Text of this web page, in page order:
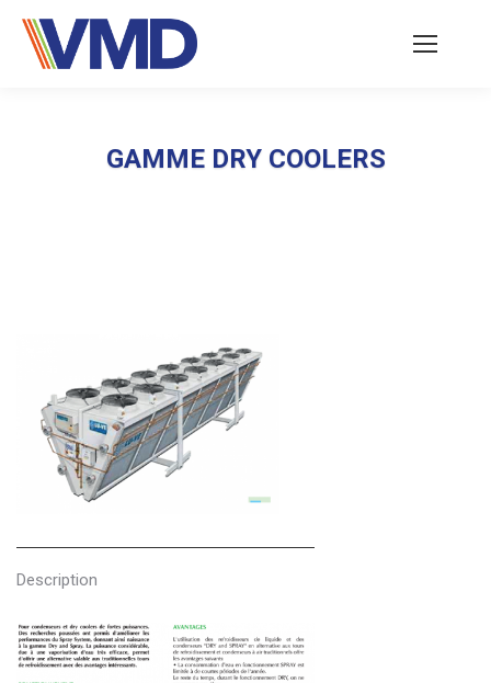
GAMME DRY COOLERS
Description